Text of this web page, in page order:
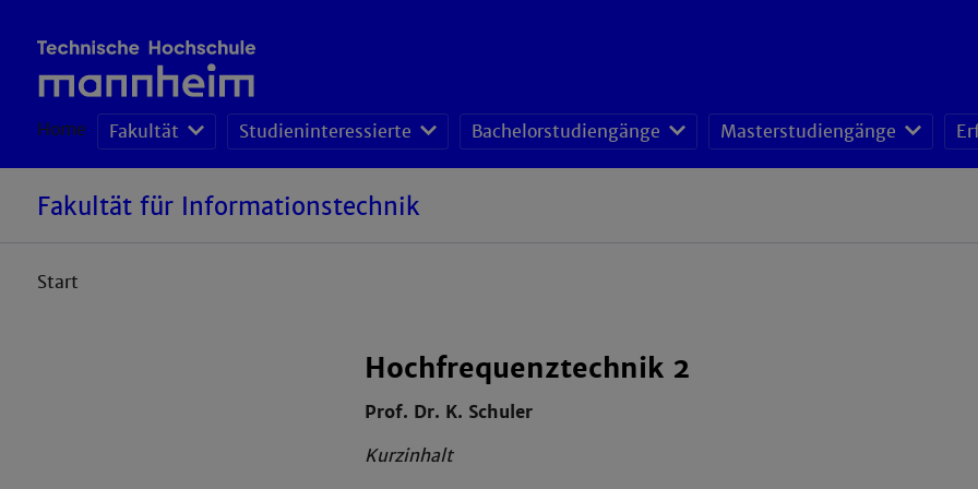
Home Fakultät Studieninteressierte Bachelorstudiengänge Masterstudiengänge
Fakultät für Informationstechnik
Start
Hochfrequenztechnik 2
Prof. Dr. K. Schuler
Kurzinhalt